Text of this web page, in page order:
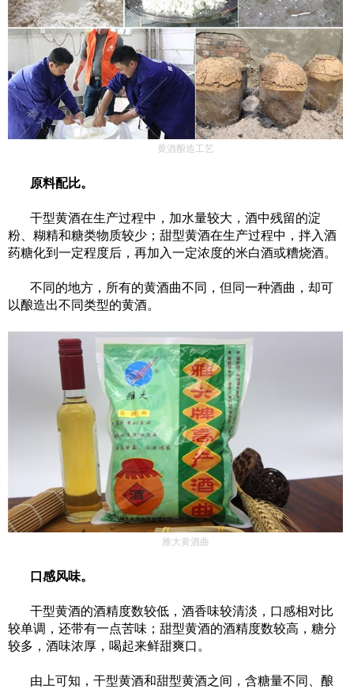
黄酒酿造工艺
原料配比。
干型黄酒在生产过程中，加水量较大，酒中残留的淀
粉、糊精和糖类物质较少；甜型黄酒在生产过程中，拌入酒
药糖化到一定程度后 ， 再加入一定浓度的米白酒或糟烧酒。
不同的地方，所有的黄酒曲不同，但同一种酒曲，却可
以酿造出不同类型的黄酒。
雅大黄酒曲
口感风味。
干型黄酒的酒精度数较低，酒香味较清淡，口感相对比
较单调，还带有一点苦味；甜型黄酒的酒精度数较高，糖分
较多，酒味浓厚，喝起来鲜甜爽口。
由上可知，干型黄酒和甜型黄酒之间，含糖量不同
酿